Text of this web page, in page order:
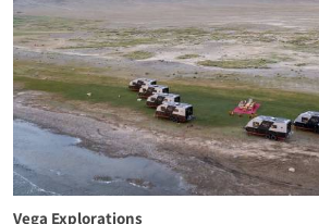
Vega Explorations